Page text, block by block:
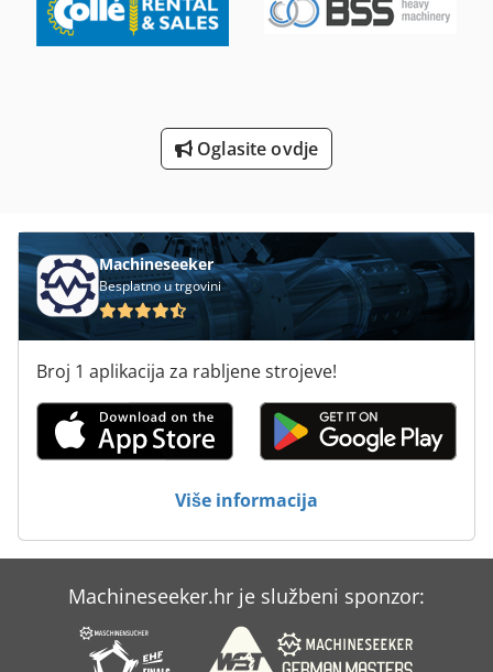
Strojevi Za Brušenje
Strojevi Za Obrubljivanje
Strojevi Za Pakiranje
Oglasite ovdje
Machineseeker
Besplatno u trgovini
Broj 1 aplikacija za rabljene strojeve!
Više informacija
Machineseeker.hr je službeni sponzor: